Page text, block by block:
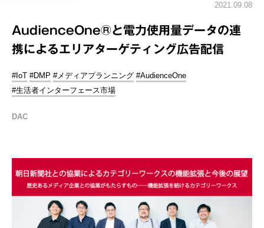
2021.09.08
AudienceOne®と電力使用量データの連
携によるエリアターゲティング広告配信
#IoT #DMP #メディアプランニング #AudienceOne
#生活者インターフェース市場
DAC